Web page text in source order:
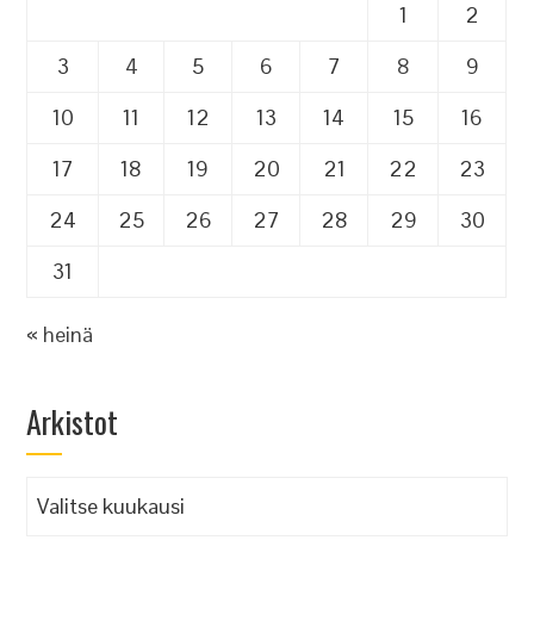
1
2
3
4 5 6 7 8
9
10
11 12 13 14 15
16
17
18 19 20 21 22
23
24
25 26 27 28 29
30
31
« heinä
Arkistot
Arkistot